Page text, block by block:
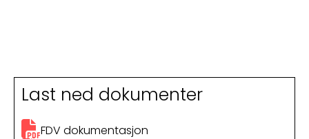
Last ned dokumenter
FDV dokumentasjon